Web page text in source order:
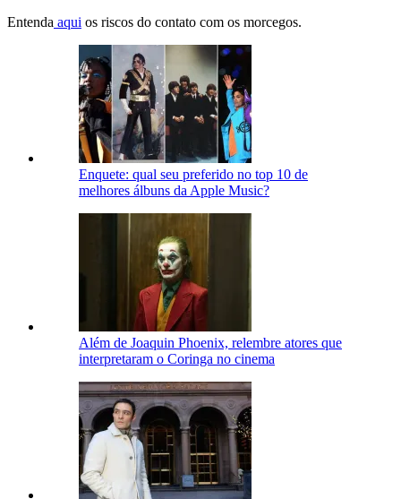
Entenda aqui os riscos do contato com os morcegos.
Enquete: qual seu preferido no top 10 de
melhores álbuns da Apple Music?
Além de Joaquin Phoenix, relembre atores que
interpretaram o Coringa no cinema